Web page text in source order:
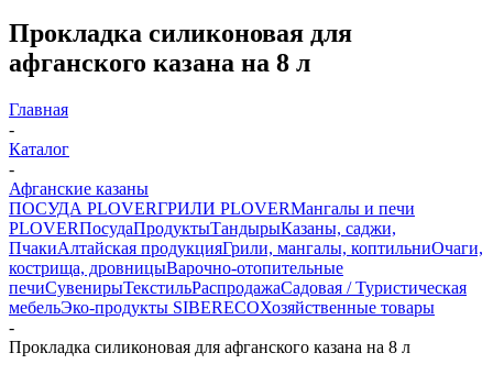
Прокладка силиконовая для
афганского казана на 8 л
Главная
-
Каталог
-
Афганские казаны
ПОСУДА PLOVERГРИЛИ PLOVERМангалы и печи
PLOVERПосудаПродуктыТандырыКазаны, саджи,
ПчакиАлтайская продукцияГрили, мангалы, коптильниОчаги,
кострища, дровницыВарочно-отопительные
печиСувенирыТекстильРаспродажаСадовая / Туристическая
мебельЭко-продукты SIBERECOХозяйственные товары
-
Прокладка силиконовая для афганского казана на 8 л